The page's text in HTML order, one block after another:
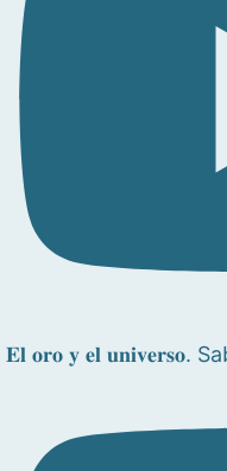
𝐄𝐥 𝐨𝐫𝐨 𝐲 𝐞𝐥 𝐮𝐧𝐢𝐯𝐞𝐫𝐬𝐨.